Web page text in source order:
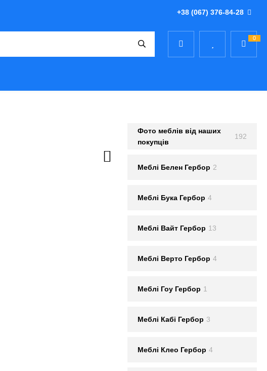
+38 (067) 376-84-28
0
Фото меблів від наших
покупців
192
Меблi Белен Гербор 2
Меблi Бука Гербор 4
Меблi Вайт Гербор 13
Меблi Верто Гербор 4
Меблi Гоу Гербор 1
Меблi Кабі Гербор 3
Меблi Клео Гербор 4